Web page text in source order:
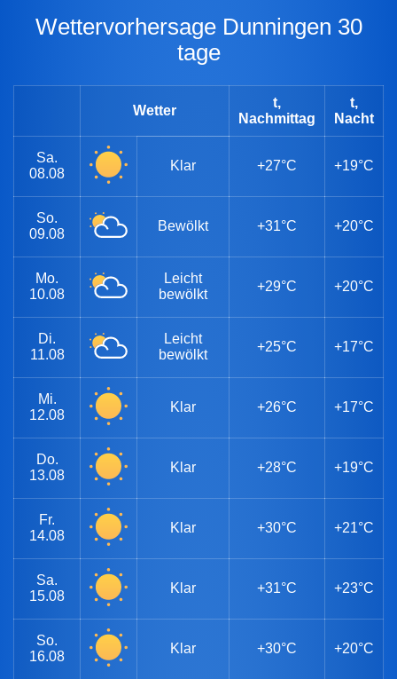
Wettervorhersage Dunningen 30
tage
Wetter
t,
Nachmittag
t,
Nacht
Sa.
08.08
Klar +27°C +19°C
So.
09.08
Bewölkt +31°C +20°C
Mo.
10.08
Leicht
bewölkt
+29°C +20°C
Di.
11.08
Leicht
bewölkt
+25°C +17°C
Mi.
12.08
Klar +26°C +17°C
Do.
13.08
Klar +28°C +19°C
Fr.
14.08
Klar +30°C +21°C
Sa.
15.08
Klar +31°C +23°C
So.
16.08
Klar +30°C +20°C